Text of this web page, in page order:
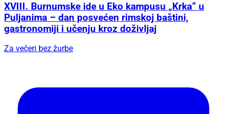
XVIII. Burnumske ide u Eko kampusu „Krka“ u
Puljanima – dan posvećen rimskoj baštini,
gastronomiji i učenju kroz doživljaj
Za večeri bez žurbe